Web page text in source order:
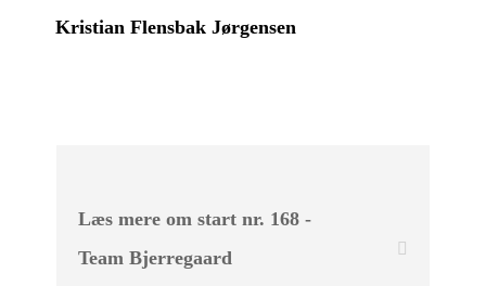
Kristian Flensbak Jørgensen
Læs mere om start nr. 168 -
Team Bjerregaard